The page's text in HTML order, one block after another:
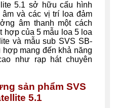
5.1 sở hữu cấu hình
và các vị trí loa đảm
âm thanh một cách
hợp của 5 mẫu loa 5 loa
và mẫu sub SVS SB-
mang đến khả năng
như rạp hát chuyên
sản phẩm SVS
5.1